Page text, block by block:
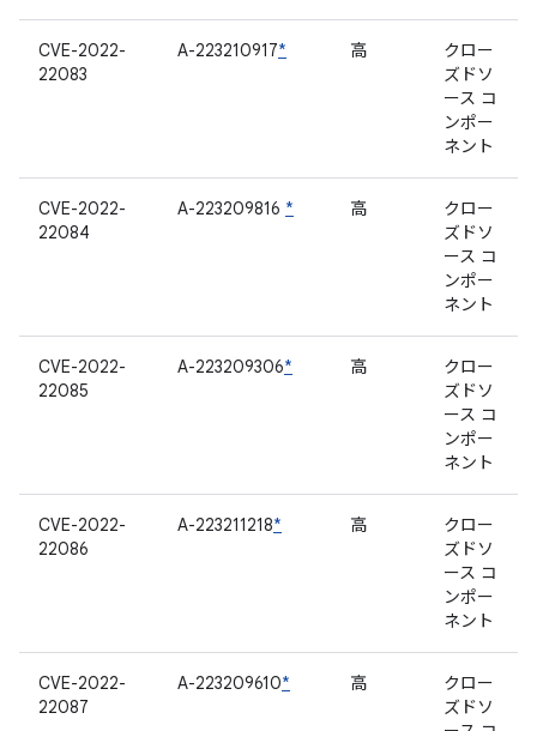
CVE-2022-
22083
A-223210917* 高
クロー
ズドソ
ース コ
ンポー
ネント
CVE-2022-
22084
A-223209816 * 高
クロー
ズドソ
ース コ
ンポー
ネント
CVE-2022-
22085
A-223209306* 高
クロー
ズドソ
ース コ
ンポー
ネント
CVE-2022-
22086
A-223211218* 高
クロー
ズドソ
ース コ
ンポー
ネント
CVE-2022-
22087
A-223209610* 高
クロー
ズドソ